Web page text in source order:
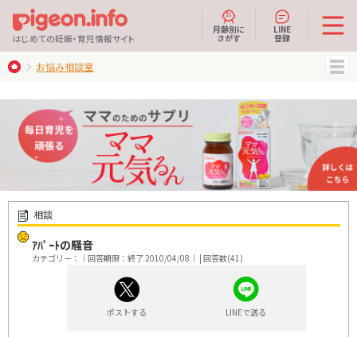
はじめての妊娠・育児情報サイト
月齢別に
さがす
LINE
登録
お悩み相談室
相談
ｱﾊﾟｰﾄの騒音
カテゴリー：｜回答期限：終了 2010/04/08｜ | 回答数(41)
ポストする LINEで送る